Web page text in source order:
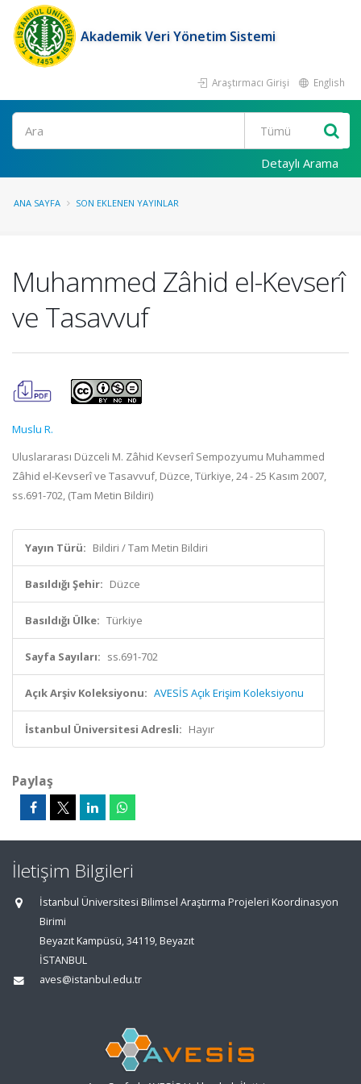
Akademik Veri Yönetim Sistemi
Araştırmacı Girişi English
Ara
Detaylı Arama
ANA SAYFA SON EKLENEN YAYINLAR
Muhammed Zâhid el-Kevserî
ve Tasavvuf
Muslu R.
Uluslararası Düzceli M. Zâhid Kevserî Sempozyumu Muhammed
Zâhid el-Kevserî ve Tasavvuf, Düzce, Türkiye, 24 - 25 Kasım 2007,
ss.691-702, (Tam Metin Bildiri)
Yayın Türü: Bildiri / Tam Metin Bildiri
Basıldığı Şehir: Düzce
Basıldığı Ülke: Türkiye
Sayfa Sayıları: ss.691-702
Açık Arşiv Koleksiyonu: AVESİS Açık Erişim Koleksiyonu
İstanbul Üniversitesi Adresli: Hayır
Paylaş
İletişim Bilgileri
İstanbul Üniversitesi Bilimsel Araştırma Projeleri Koordinasyon
Birimi
Beyazıt Kampüsü, 34119, Beyazıt
İSTANBUL
aves@istanbul.edu.tr